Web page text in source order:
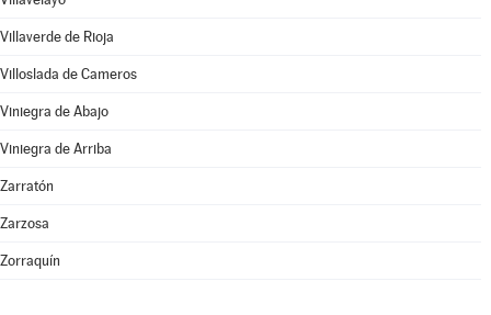
Villaverde de Rioja
Villoslada de Cameros
Viniegra de Abajo
Viniegra de Arriba
Zarratón
Zarzosa
Zorraquín